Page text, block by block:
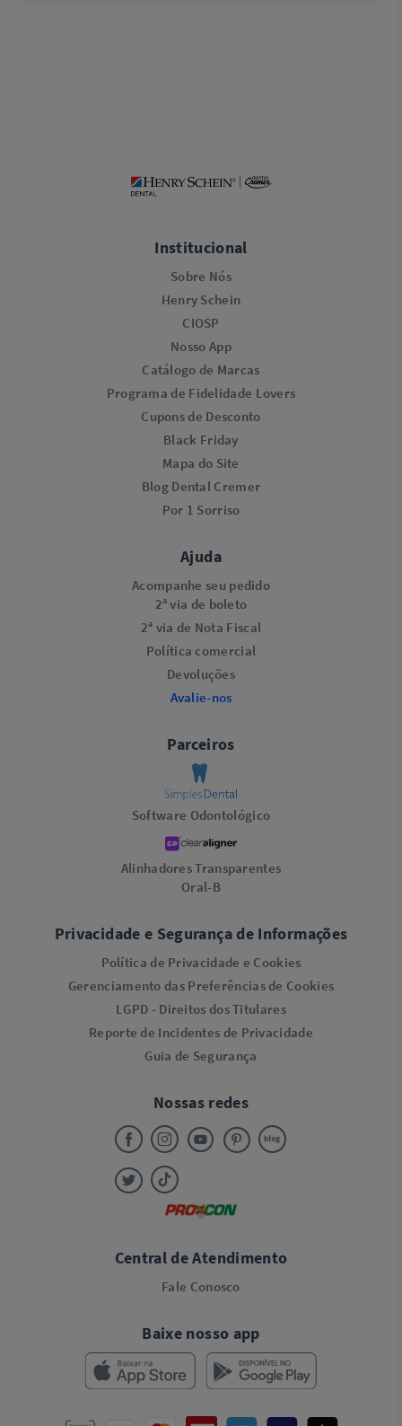
Institucional
Sobre Nós
Henry Schein
CIOSP
Nosso App
Catálogo de Marcas
Programa de Fidelidade Lovers​
Cupons de Desconto
Black Friday
Mapa do Site
Blog Dental Cremer
Por 1 Sorriso
Ajuda
Acompanhe seu pedido
2ª via de boleto
2ª via de Nota Fiscal
Política comercial
Devoluções
Avalie-nos
Parceiros
Software Odontológico
Alinhadores Transparentes
Oral-B
Privacidade e Segurança de Informações
Política de Privacidade e Cookies
Gerenciamento das Preferências de Cookies
LGPD - Direitos dos Titulares
Reporte de Incidentes de Privacidade
Guia de Segurança
Nossas redes
Central de Atendimento
Fale Conosco
Baixe nosso app